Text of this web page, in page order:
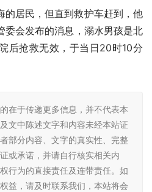
的居民，但直到救护车赶到，他
委会发布的消息，溺水男孩是北
后抢救无效，于当日20时10分
在于传递更多信息，并不代表本
文中陈述文字和内容未经本站证
部分内容、文字的真实性、完整
或承诺，并请自行核实相关内
行为的直接责任及连带责任。如
益，请及时联系我们，本站将会